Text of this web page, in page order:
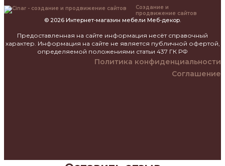
Создание и
продвижение сайтов
© 2026 Интернет-магазин мебели Меб-декор.
Предоставленная на сайте информация несёт справочный
характер. Информация на сайте не является публичной офертой,
определяемой положениями статьи 437 ГК РФ
Политика конфиденциальности
Соглашение